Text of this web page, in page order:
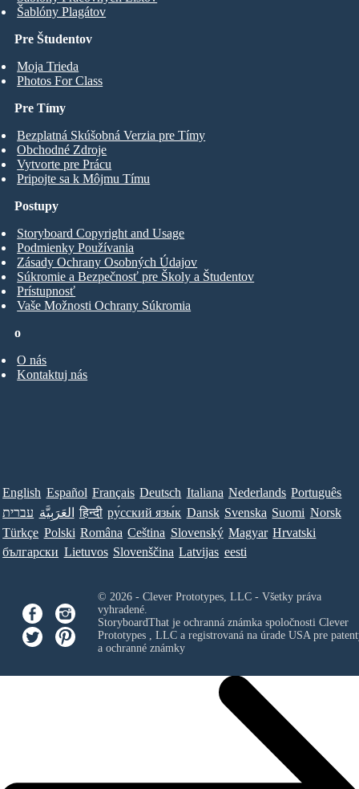
Pre Študentov
Moja Trieda
Photos For Class
Šablóny Plagátov
Pre Tímy
Bezplatná Skúšobná Verzia pre Tímy
Obchodné Zdroje
Vytvorte pre Prácu
Pripojte sa k Môjmu Tímu
o
O nás
Kontaktuj nás
Postupy
Storyboard Copyright and Usage
Podmienky Používania
Zásady Ochrany Osobných Údajov
Súkromie a Bezpečnosť pre Školy a Študentov
Prístupnosť
Vaše Možnosti Ochrany Súkromia
English Español Français Deutsch Italiana Nederlands Português
עברית العَرَبِيَّة हिन्दी ру́сский язы́к Dansk Svenska Suomi Norsk
Türkçe Polski Româna Ceština Slovenský Magyar Hrvatski
български Lietuvos Slovenščina Latvijas eesti
© 2026 - Clever Prototypes, LLC - Všetky práva
vyhradené.
StoryboardThat je ochranná známka spoločnosti Clever
Prototypes , LLCa registrovaná na úrade USA pre
a ochranné známky